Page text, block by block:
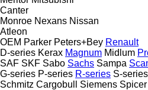
Canter
Monroe Nexans Nissan
Atleon
OEM Parker Peters+Bey Renault
D-series Kerax Magnum Midlum
SAF SKF Sabo Sachs Sampa
G-series P-series R-series S-series
Schmitz Cargobull
Siemens Spicer